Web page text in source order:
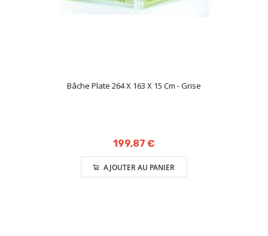
Bâche Plate 264 X 163 X 15 Cm - Grise
199,87 €
AJOUTER AU PANIER